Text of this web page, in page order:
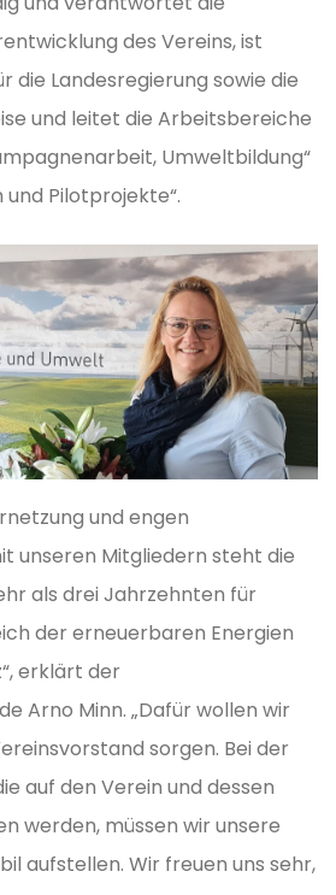
des Vereins, ist
Landesregierung sowie die
und leitet die Arbeitsbereiche
Umweltbildung“
Pilotprojekte“.
und engen
unseren Mitgliedern steht die
als drei Jahrzehnten für
der erneuerbaren Energien
erklärt der
Arno Minn. „Dafür wollen wir
sorgen. Bei der
auf den Verein und dessen
werden, müssen wir unsere
aufstellen. Wir freuen uns sehr,